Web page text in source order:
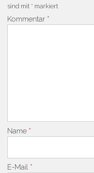
sind mit * markiert
Kommentar *
Name *
E-Mail *